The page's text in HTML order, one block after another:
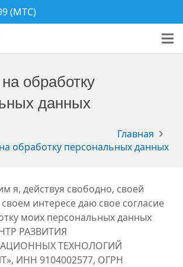
(МТС)
обработку
данных
Главная
обработку персональных данных
я, действуя свободно, своей
интересе даю свое согласие
моих персональных данных
РАЗВИТИЯ
ТЕХНОЛОГИЙ
ИНН 9104002577, ОГРН